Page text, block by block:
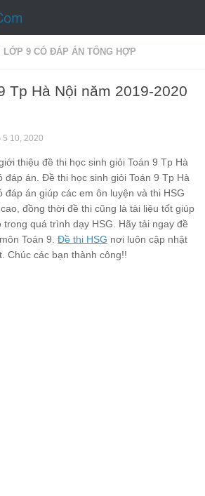
9 CÓ ĐÁP ÁN TỔNG HỢP
Tp Hà Nội năm 2019-2020
5 10, 2020
thiệu đề thi học sinh giỏi Toán 9 Tp Hà
đáp án. Đề thi học sinh giỏi Toán 9 Tp Hà
đáp án giúp các em ôn luyện và thi HSG
đồng thời đề thi cũng là tài liệu tốt giúp
quá trình dạy HSG. Hãy tải ngay đề
Toán 9. Đề thi HSG nơi luôn cập nhật
Chúc các bạn thành công!!